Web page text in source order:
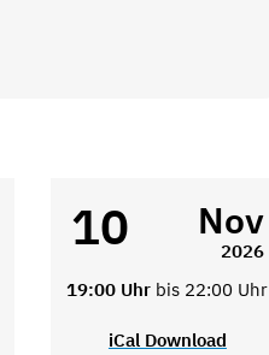
10 Nov
2026
19:00 Uhr bis 22:00 Uhr
iCal Download